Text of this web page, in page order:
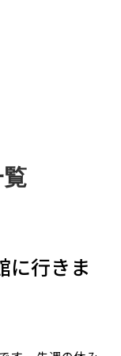
に行きま